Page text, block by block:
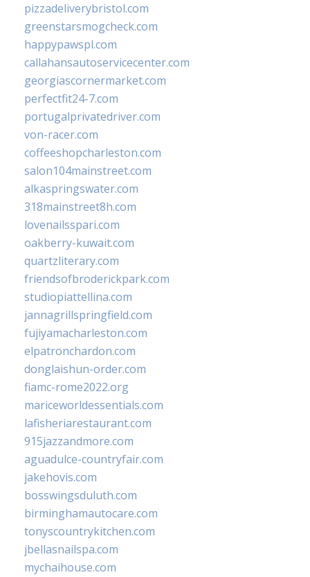
pizzadeliverybristol.com
greenstarsmogcheck.com
happypawspl.com
callahansautoservicecenter.com
georgiascornermarket.com
perfectfit24-7.com
portugalprivatedriver.com
von-racer.com
coffeeshopcharleston.com
salon104mainstreet.com
alkaspringswater.com
318mainstreet8h.com
lovenailsspari.com
oakberry-kuwait.com
quartzliterary.com
friendsofbroderickpark.com
studiopiattellina.com
jannagrillspringfield.com
fujiyamacharleston.com
elpatronchardon.com
donglaishun-order.com
fiamc-rome2022.org
mariceworldessentials.com
lafisheriarestaurant.com
915jazzandmore.com
aguadulce-countryfair.com
jakehovis.com
bosswingsduluth.com
birminghamautocare.com
tonyscountrykitchen.com
jbellasnailspa.com
mychaihouse.com